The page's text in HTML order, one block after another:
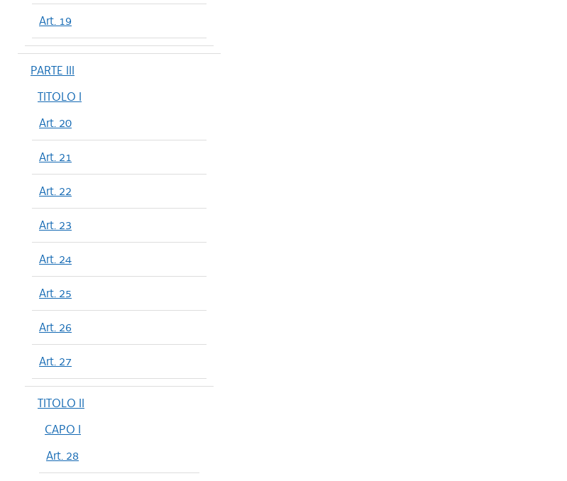
Art. 19
PARTE III
TITOLO I
Art. 20
Art. 21
Art. 22
Art. 23
Art. 24
Art. 25
Art. 26
Art. 27
TITOLO II
CAPO I
Art. 28